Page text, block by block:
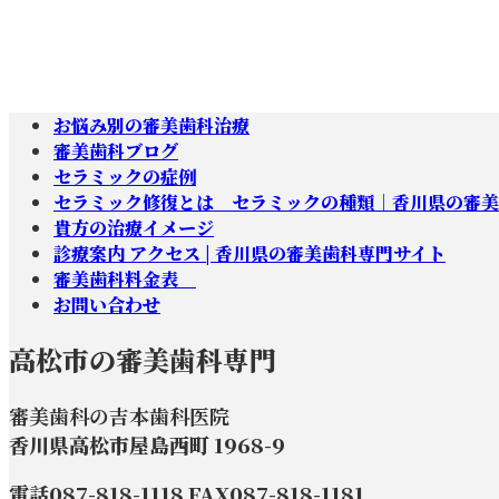
お悩み別の審美歯科治療
審美歯科ブログ
セラミックの症例
セラミック修復とは セラミックの種類｜香川県の審
貴方の治療イメージ
診療案内 アクセス | 香川県の審美歯科専門サイト
審美歯科料金表
お問い合わせ
高松市の審美歯科専門
審美歯科の吉本歯科医院
香川県高松市屋島西町 1968-9